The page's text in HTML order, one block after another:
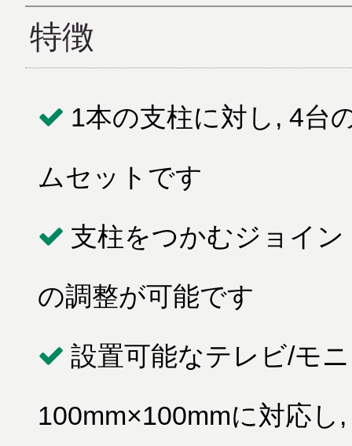
特徴
1本の支柱に対し, 4台
ムセットです
支柱をつかむジョイ
の調整が可能です
設置可能なテレビ/モ
100mm×100mmに対応